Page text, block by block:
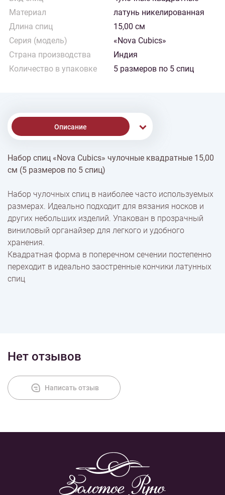
Материал
латунь никелированная
Длина спиц
15,00 см
Серия (модель)
«Nova Cubics»
Страна производства
Индия
Количество в упаковке
5 размеров по 5 спиц
Описание
% Скидки
Доставка
Оплата
Набор спиц «Nova Cubics» чулочные квадратные 15,00
см (5 размеров по 5 спиц)
Набор чулочных спиц в наиболее часто используемых
размерах. Идеально подходит для вязания носков и
других небольших изделий. Упакован в прозрачный
виниловый органайзер для легкого и удобного
хранения.
Квадратная форма в поперечном сечении постепенно
переходит в идеально заостренные кончики латунных
спиц
Нет отзывов
Написать отзыв